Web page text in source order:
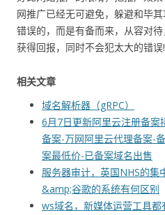
网推广已经无可避免，躲避和毕
错误的，而是有备而来，从容对
获得回报，同时不会犯太大的错误!
相关文章
域名解析器（gRPC）
6月7日更新阿里云注册备
备案-万网阿里云代理备案-
案最低价-已备案域名出售
服务器审计，英国NHS的集
&amp;谷歌的系统有何区别
ws域名，新媒体运营工具